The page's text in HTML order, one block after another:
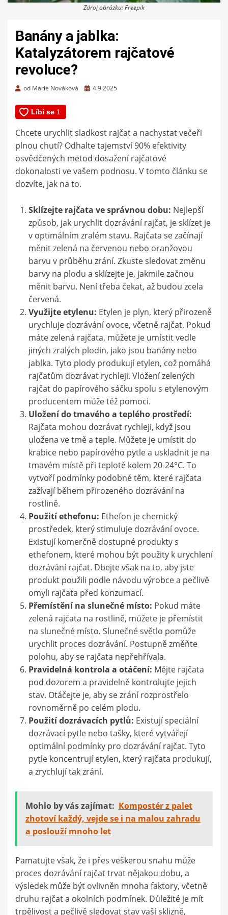
Zdroj obrázku: Freepik
Banány a jablka:
Katalyzátorem rajčatové
revoluce?
od Marie Nováková
Zveřejněno
4.9.2025
Chcete urychlit sladkost rajčat a nachystat večeři
plnou chutí? Odhalte tajemství 90% efektivity
osvědčených metod dosažení rajčatové
dokonalosti ve vašem podnosu. V tomto článku se
dozvíte, jak na to.
Sklízejte rajčata ve správnou dobu: Nejlepší
způsob, jak urychlit dozrávání rajčat, je sklízet je
v optimálním zralém stavu. Rajčata se začínají
měnit zelená na červenou nebo oranžovou
barvu v průběhu zrání. Zkuste sledovat změnu
barvy na plodu a sklízejte je, jakmile začnou
měnit barvu. Není třeba čekat, až budou zcela
červená.
Využijte etylenu: Etylen je plyn, který přirozeně
urychluje dozrávání ovoce, včetně rajčat. Pokud
máte zelená rajčata, můžete je umístit vedle
jiných zralých plodin, jako jsou banány nebo
jablka. Tyto plody produkují etylen, což pomáhá
rajčatům dozrávat rychleji. Vložení zelených
rajčat do papírového sáčku spolu s etylenovým
producentem může též pomoci.
Uložení do tmavého a teplého prostředí:
Rajčata mohou dozrávat rychleji, když jsou
uložena ve tmě a teple. Můžete je umístit do
krabice nebo papírového pytle a uskladnit je na
tmavém místě při teplotě kolem 20-24°C. To
vytvoří podmínky podobné těm, které rajčata
zažívají během přirozeného dozrávání na
rostlině.
Použití ethefonu: Ethefon je chemický
prostředek, který stimuluje dozrávání ovoce.
Existují komerčně dostupné produkty s
ethefonem, které mohou být použity k urychlení
dozrávání rajčat. Dbejte však na to, aby jste
produkt použili podle návodu výrobce a pečlivě
omyli rajčata před konzumací.
Přemístění na slunečné místo: Pokud máte
zelená rajčata na rostlině, můžete je přemístit
na slunečné místo. Slunečné světlo pomůže
urychlit proces dozrávání. Postupně změňte
polohu, aby se rajčata nepřehřívala.
Pravidelná kontrola a otáčení: Mějte rajčata
pod dozorem a pravidelně kontrolujte jejich
stav. Otáčejte je, aby se zrání rozprostřelo
rovnoměrně po celém plodu.
Použití dozrávacích pytlů: Existují speciální
dozrávací pytle nebo tašky, které vytvářejí
optimální podmínky pro dozrávání rajčat. Tyto
pytle koncentrují etylen, který rajčata produkují,
a zrychlují tak zrání.
Mohlo by vás zajímat: Kompostér z palet
zhotoví každý, vejde se i na malou zahradu
a poslouží mnoho let
Pamatujte však, že i přes veškerou snahu může
proces dozrávání rajčat trvat nějakou dobu, a
výsledek může být ovlivněn mnoha faktory, včetně
druhu rajčat a okolních podmínek. Důležité je mít
trpělivost a pečlivě sledovat stav vaší sklizně,